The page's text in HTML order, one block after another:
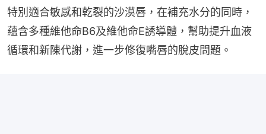
特別適合敏感和乾裂的沙漠唇，在補充水分的同時，
蘊含多種維他命B6及維他命E誘導體，幫助提升血液
循環和新陳代謝，進一步修復嘴唇的脫皮問題。